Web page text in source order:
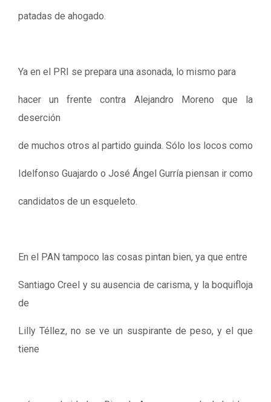
patadas de ahogado.
Ya en el PRI se prepara una asonada, lo mismo para
hacer un frente contra Alejandro Moreno que la
deserción
de muchos otros al partido guinda. Sólo los locos como
Idelfonso Guajardo o José Ángel Gurría piensan ir como
candidatos de un esqueleto.
En el PAN tampoco las cosas pintan bien, ya que entre
Santiago Creel y su ausencia de carisma, y la boquifloja
de
Lilly Téllez, no se ve un suspirante de peso, y el que
tiene